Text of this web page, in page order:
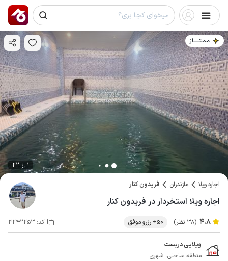
مـمـتــــــاز
1 از 22
اجاره ویلا مازندران فریدون کنار
اجاره ویلا استخردار در فریدون کنار
4.8 (38 نظر) 50+ رزرو موفق کد: 3242253
ویلایی دربست
منطقه ساحلی، شهری